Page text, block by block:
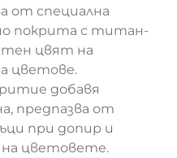
от неръждаема
от специална
покрита с титан-
цвят на
цветове.
добавя
предпазва от
при допир и
цветовете.